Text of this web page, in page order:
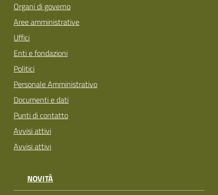
Organi di governo
Aree amministrative
Uffici
Enti e fondazioni
Politici
Personale Amministrativo
Documenti e dati
Punti di contatto
Avvisi attivi
Avvisi attivi
NOVITÀ